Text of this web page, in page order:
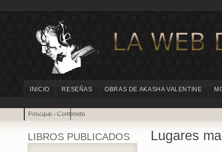
INICIO RESEÑAS OBRAS DE AKASHA VALENTINE
CONTACTO
Principal › Contenido
LIBROS PUBLICADOS Lugares